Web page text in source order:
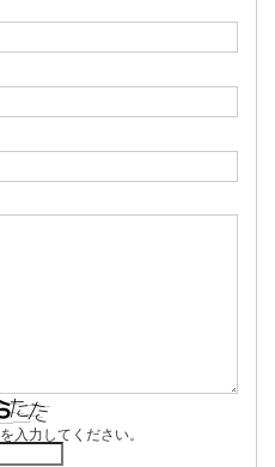
入力してください。